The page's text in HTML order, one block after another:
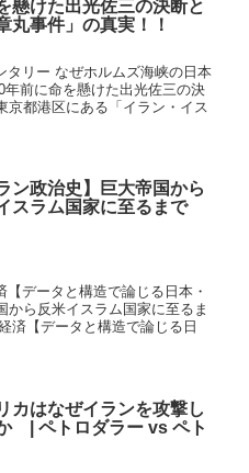
懸けた出光佐三の決断と
丸事件」の真実！！
タリー なぜホルムズ海峡の日本
前に命を懸けた出光佐三の決
京都港区にある「イラン・イス
ン政治史】巨大帝国から
スラム国家に至るまで
データと構造で論じる日本・
ら反米イスラム国家に至るま
済【データと構造で論じる日
カはなぜイランを攻撃し
| ペトロダラー vs ペト